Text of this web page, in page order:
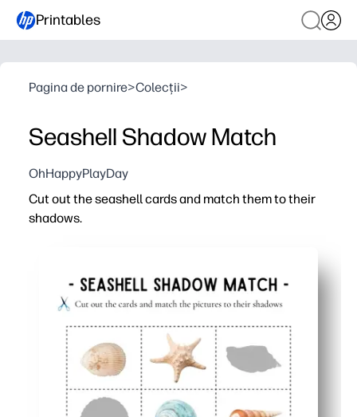
Printables
Pagina de pornire>Colecții>
Seashell Shadow Match
OhHappyPlayDay
Cut out the seashell cards and match them to their
shadows.